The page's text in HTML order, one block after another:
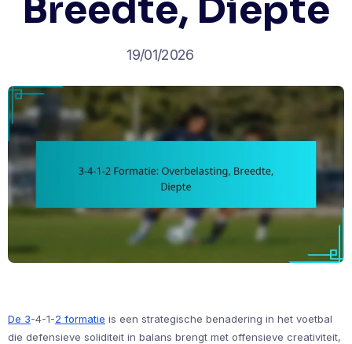
Breedte, Diepte
19/01/2026
De 3-4-1-2 formatie is een strategische benadering in het voetbal
die defensieve soliditeit in balans brengt met offensieve creativiteit,